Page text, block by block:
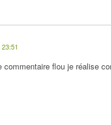
commentaire flou je réalise